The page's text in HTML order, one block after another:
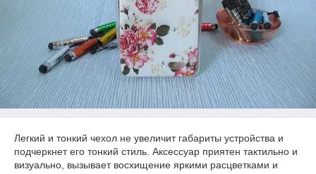
Легкий и тонкий чехол не увеличит габариты устройства и
подчеркнет его тонкий стиль. Аксессуар приятен тактильно и
визуально, вызывает восхищение яркими расцветками и